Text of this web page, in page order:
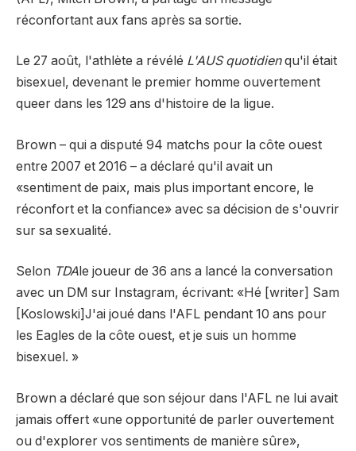
réconfortant aux fans après sa sortie.
Le 27 août, l'athlète a révélé L'AUS quotidienqu'il était
bisexuel, devenant le premier homme ouvertement
queer dans les 129 ans d'histoire de la ligue.
Brown – qui a disputé 94 matchs pour la côte ouest
entre 2007 et 2016 – a déclaré qu'il avait un
«sentiment de paix, mais plus important encore, le
réconfort et la confiance» avec sa décision de s'ouvrir
sur sa sexualité.
Selon TDA le joueur de 36 ans a lancé la conversation
avec un DM sur Instagram, écrivant: «Hé [writer] Sam
[Koslowski]J'ai joué dans l'AFL pendant 10 ans pour
les Eagles de la côte ouest, et je suis un homme
bisexuel. »
Brown a déclaré que son séjour dans l'AFL ne lui avait
jamais offert «une opportunité de parler ouvertement
ou d'explorer vos sentiments de manière sûre»,